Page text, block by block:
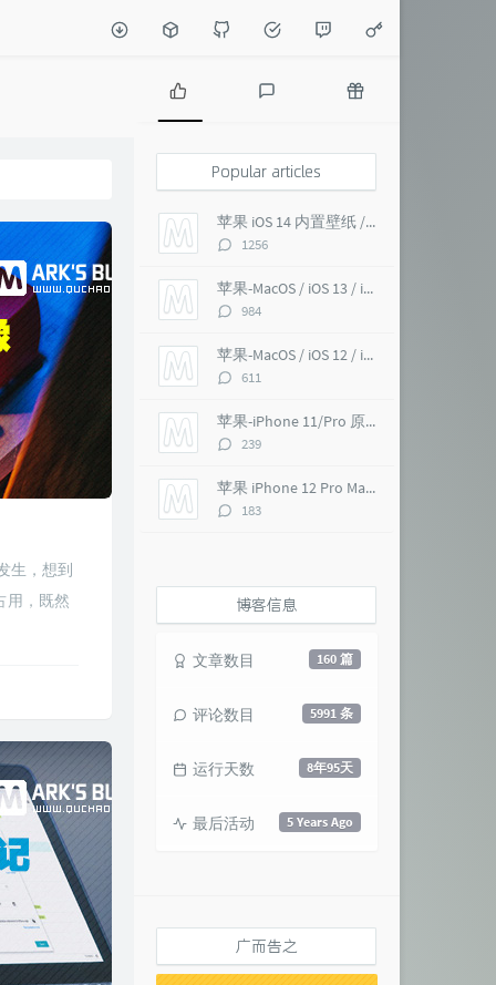
生，想到
用，既然
P
u
l
a
r
a
r
t
i
c
l
e
s
t
e
t
c
m
n
d
m
Popular articles
苹果 iOS 14 内置壁纸 / macOS Big Sur 超高清 6K
评
数：
1256
苹果-MacOS / iOS 13 / iMac Pro 5K 超高清壁纸
评
数：
984
苹果-MacOS / iOS 12 / iMac Pro 5K 壁纸
评
数：
611
苹果-iPhone 11/Pro 原生 超高清壁纸
评
数：
239
苹果 iPhone 12 Pro Max 内置壁纸 超高清
评
183
博客信息
160 篇
文章数目
5991 条
评论数目
8年95天
运行天数
5 Years Ago
最后活动
广而告之